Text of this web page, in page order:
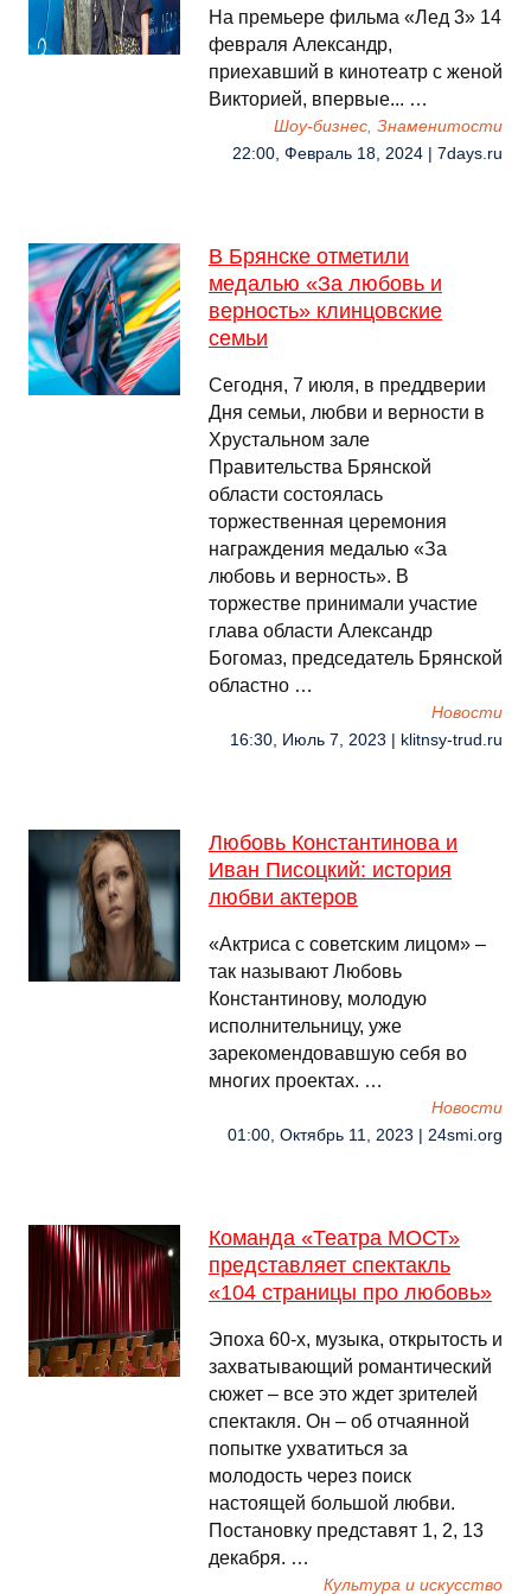
На премьере фильма «Лед 3» 14
февраля Александр,
приехавший в кинотеатр с женой
Викторией, впервые... …
Шоу-бизнес, Знаменитости
22:00, Февраль 18, 2024 | 7days.ru
В Брянске отметили
медалью «За любовь и
верность» клинцовские
семьи
Сегодня, 7 июля, в преддверии
Дня семьи, любви и верности в
Хрустальном зале
Правительства Брянской
области состоялась
торжественная церемония
награждения медалью «За
любовь и верность». В
торжестве принимали участие
глава области Александр
Богомаз, председатель Брянской
областно …
Новости
16:30, Июль 7, 2023 | klitnsy-trud.ru
Любовь Константинова и
Иван Писоцкий: история
любви актеров
«Актриса с советским лицом» –
так называют Любовь
Константинову, молодую
исполнительницу, уже
зарекомендовавшую себя во
многих проектах. …
Новости
01:00, Октябрь 11, 2023 | 24smi.org
Команда «Театра МОСТ»
представляет спектакль
«104 страницы про любовь»
Эпоха 60-х, музыка, открытость и
захватывающий романтический
сюжет – все это ждет зрителей
спектакля. Он – об отчаянной
попытке ухватиться за
молодость через поиск
настоящей большой любви.
Постановку представят 1, 2, 13
декабря. …
Культура и искусство